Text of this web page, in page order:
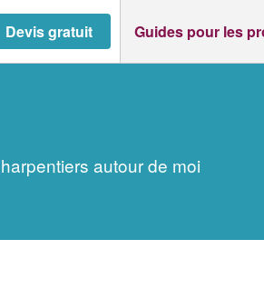
Devis gratuit Guides pour les
autour de moi